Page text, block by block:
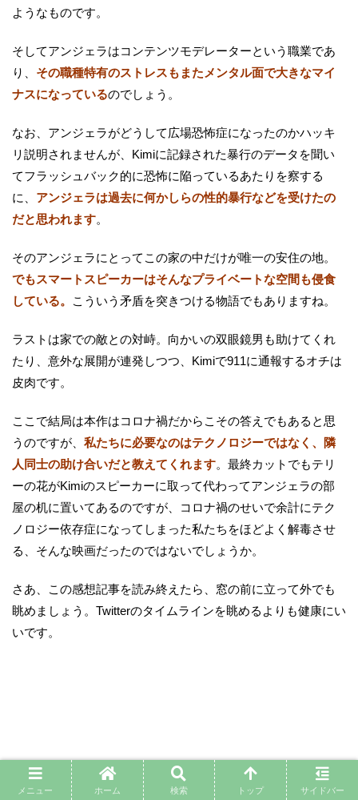
ようなものです。
そしてアンジェラはコンテンツモデレーターという職業であ
り、 その職種特有のストレスもまたメンタル面で大きなマイ
ナスになっているのでしょう。
なお、アンジェラがどうして広場恐怖症になったのかハッキ
リ説明されませんが、Kimiに記録された暴行のデータを聞い
てフラッシュバック的に恐怖に陥っているあたりを察する
に、 アンジェラは過去に何かしらの性的暴行などを受けたの
だと思われます。
そのアンジェラにとってこの家の中だけが唯一の安住の地。
でもスマートスピーカーはそんなプライベートな空間も侵食
している。
こういう矛盾を突きつける物語でもありますね。
ラストは家での敵との対峙。向かいの双眼鏡男も助けてくれ
たり、意外な展開が連発しつつ、Kimiで911に通報するオチは
皮肉です。
ここで結局は本作はコロナ禍だからこその答えでもあると思
うのですが、 私たちに必要なのはテクノロジーではなく、隣
人同士の助け合いだと教えてくれます。最終カットでもテリ
ーの花がKimiのスピーカーに取って代わってアンジェラの部
屋の机に置いてあるのですが、コロナ禍のせいで余計にテク
ノロジー依存症になってしまった私たちをほどよく解毒させ
る、そんな映画だったのではないでしょうか。
さあ、この感想記事を読み終えたら、窓の前に立って外でも
眺めましょう。Twitterのタイムラインを眺めるよりも健康にい
いです。
メニュー ホーム 検索 トップ サイドバー